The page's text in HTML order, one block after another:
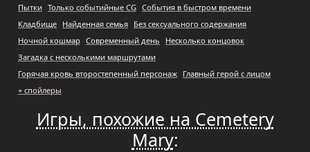
Пытки Только событийные CG События в быстром времени
Кладбище Найденная семья Без сексуального содержания
Ночной кошмар Современный день
Несколько концовок
Загадка с несколькими маршрутами
Горячая кровь второстепенный персонаж Главный герой с лицом
+ спойлеры
Игры, похожие на Cemetery
Mary: